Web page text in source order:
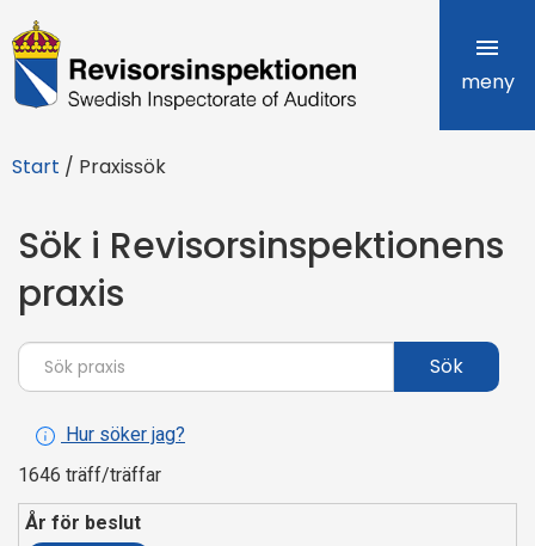
R
e
i
s
o
r
s
n
s
meny
Start / Praxissök
Sök i Revisorsinspektionens
praxis
Sök
Hur söker jag?
1646 träff/träffar
År för beslut